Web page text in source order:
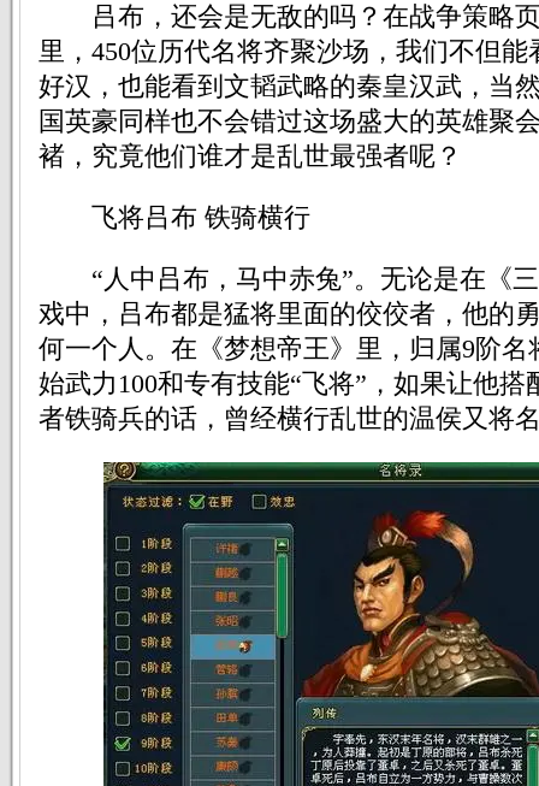
吕布，还会是无敌的吗？在战争策略
里，450位历代名将齐聚沙场，我们不但
好汉，也能看到文韬武略的秦皇汉武，当
国英豪同样也不会错过这场盛大的英雄聚
褚，究竟他们谁才是乱世最强者呢？
飞将吕布 铁骑横行
“人中吕布，马中赤兔”。无论是在《
戏中，吕布都是猛将里面的佼佼者，他的
何一个人。在《梦想帝王》里，归属9阶
始武力100和专有技能“飞将”，如果让他
者铁骑兵的话，曾经横行乱世的温侯又将